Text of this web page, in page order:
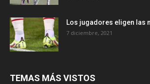
Los jugadores eligen las
7 diciembre, 2021
TEMAS MÁS VISTOS